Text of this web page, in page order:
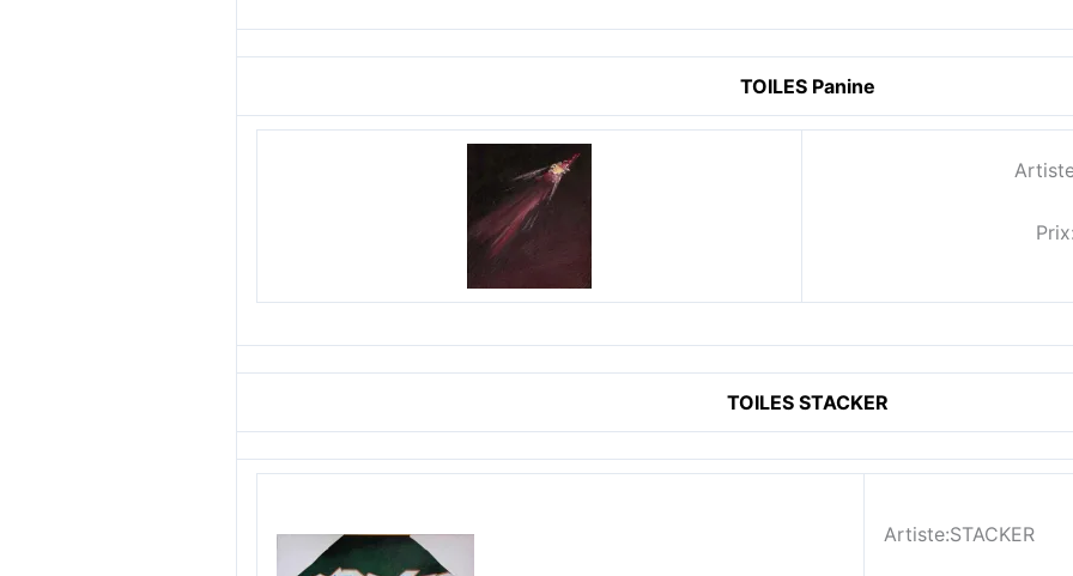
TOILES Panine
TOILES STACKER
Artiste:STACKER